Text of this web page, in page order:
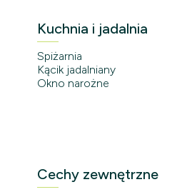
Kuchnia i jadalnia
Spiżarnia
Kącik jadalniany
Okno narożne
Cechy zewnętrzne